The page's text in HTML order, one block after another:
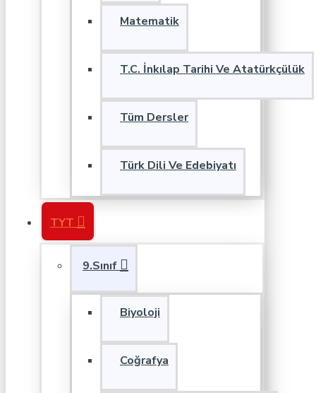
Matematik
T.C. İnkılap Tarihi Ve Atatürkçülük
Tüm Dersler
Türk Dili Ve Edebiyatı
TYT
9.Sınıf
Biyoloji
Coğrafya